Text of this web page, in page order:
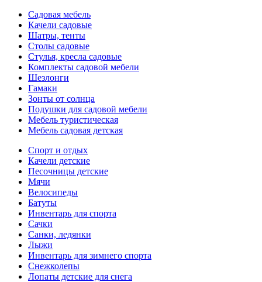
Садовая мебель
Качели садовые
Шатры, тенты
Столы садовые
Стулья, кресла садовые
Комплекты садовой мебели
Шезлонги
Гамаки
Зонты от солнца
Подушки для садовой мебели
Мебель туристическая
Мебель садовая детская
Спорт и отдых
Качели детские
Песочницы детские
Мячи
Велосипеды
Батуты
Инвентарь для спорта
Сачки
Санки, ледянки
Лыжи
Инвентарь для зимнего спорта
Снежколепы
Лопаты детские для снега